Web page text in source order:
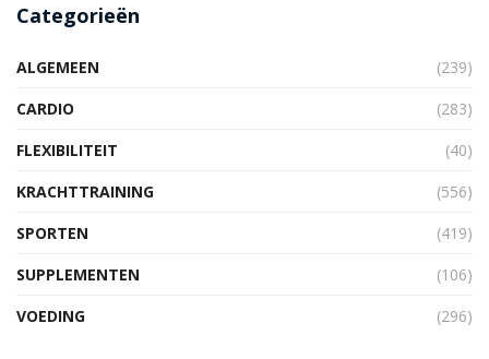
Categorieën
ALGEMEEN
(239)
CARDIO
(283)
FLEXIBILITEIT
(40)
KRACHTTRAINING
(556)
SPORTEN
(419)
SUPPLEMENTEN
(106)
VOEDING
(296)